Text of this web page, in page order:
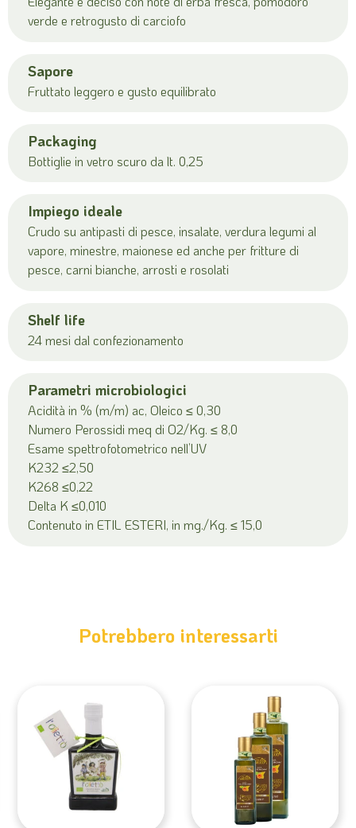
verde e retrogusto di carciofo
Sapore
Fruttato leggero e gusto equilibrato
Packaging
Bottiglie in vetro scuro da lt. 0,25
Impiego ideale
Crudo su antipasti di pesce, insalate, verdura legumi al
vapore, minestre, maionese ed anche per fritture di
pesce, carni bianche, arrosti e rosolati
Shelf life
24 mesi dal confezionamento
Parametri microbiologici
Acidità in % (m/m) ac, Oleico ≤ 0,30
Numero Perossidi meq di O2/Kg. ≤ 8,0
Esame spettrofotometrico nell’UV
K232 ≤2,50
K268 ≤0,22
Delta K ≤0,010
Contenuto in ETIL ESTERI, in mg./Kg. ≤ 15,0
Potrebbero interessarti